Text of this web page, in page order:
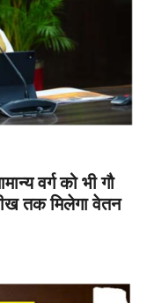
वर्ग को भी गौ
तक मिलेगा वेतन